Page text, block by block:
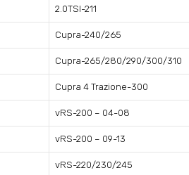
2.0TSI-211
Cupra-240/265
Cupra-265/280/290/300/310
Cupra 4 Trazione-300
vRS-200 – 04-08
vRS-200 – 09-13
vRS-220/230/245